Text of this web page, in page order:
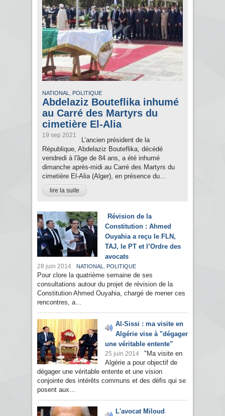
NATIONAL , POLITIQUE
Abdelaziz Bouteflika inhumé
au Carré des Martyrs du
cimetière El-Alia
19 sep 2021
L’ancien président de la
République, Abdelaziz Bouteflika, décédé
vendredi à l'âge de 84 ans, a été inhumé
dimanche après-midi au Carré des Martyrs du
cimetière El-Alia (Alger), en présence du...
lire la suite
Révision de la
Constitution : Ahmed
Ouyahia a reçu le FLN,
TAJ, le PT et l’Ordre des
avocats
28 juin 2014 NATIONAL , POLITIQUE
Pour clore la quatrième semaine de ses
consultations autour du projet de révision de la
Constitution Ahmed Ouyahia, chargé de mener ces
rencontres, a...
Al-Sissi : ma visite en
Algérie vise à "dégager
une véritable entente"
25 juin 2014
"Ma visite en
Algérie a pour objectif de
dégager une véritable entente et une vision
conjointe des intérêts communs et des défis qui se
posent aux...
L'avocat Miloud